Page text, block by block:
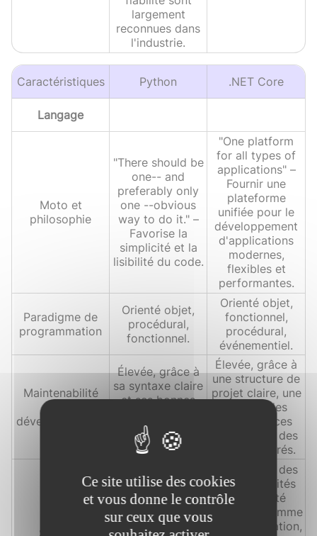
largement
reconnues dans
l'industrie.
Caractéristiques Python .NET Core
Langage
Moto et
philosophie
"There should be
one-- and
preferably only
one --obvious
way to do it." –
Favorise la
simplicité et la
lisibilité du code.
"One platform
for all types of
applications" –
Fournir une
plateforme
unifiée pour le
développement
d'applications
modernes,
flexibles et
performantes.
Paradigme de
programmation
Orienté objet,
procédural,
fonctionnel.
Orienté objet,
fonctionnel,
procédural,
événementiel.
Maintenabilité
développements
Élevée, grâce à
sa syntaxe claire
et ses bonnes
codifiées dans
PEP 8.
Élevée, grâce à
une structure de
projet claire, une
gestion des
dépendances
efficace, et des
outils intégrés.
Sécurité
Bonne, avec des
fonctionnalités
intégrées pour
gérer les
Forte, avec des
fonctionnalités
de sécurité
intégrées comme
l'authentification,
Ce site utilise des cookies
et vous donne le contrôle
sur ceux que vous